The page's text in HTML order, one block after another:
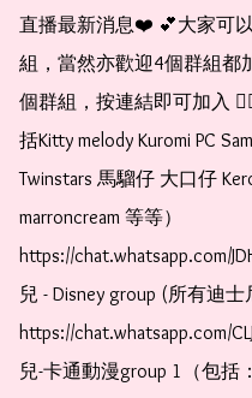
直播最新消息❤️ 💕大家可
組，當然亦歡迎4個群組都
個群組，按連結即可加入
括Kitty melody Kuromi PC
Twinstars 馬騮仔 大口仔
marroncream 等等）
https://chat.whatsapp.com/
兒 - Disney group (所有迪士
https://chat.whatsapp.com/
兒-卡通動漫group 1（包括